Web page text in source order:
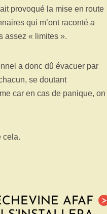
provoqué la mise en route
qui m’ont raconté a
assez « limites ».
a donc dû évacuer par
se doutant
car en cas de panique, on
de cela.
>
AFAF